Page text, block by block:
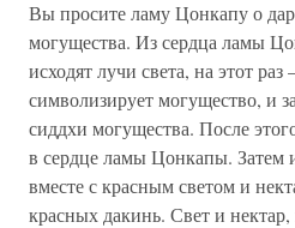
Вы просите ламу Цонкапу о
могущества. Из сердца ламы
исходят лучи света, на этот
символизирует могущество, и
сиддхи могущества. После
в сердце ламы Цонкапы. Затем
вместе с красным светом и
красных дакинь. Свет и